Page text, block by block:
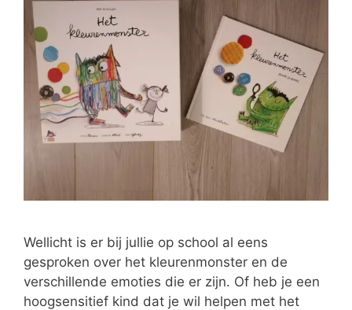
Wellicht is er bij jullie op school al eens
gesproken over het kleurenmonster en de
verschillende emoties die er zijn. Of heb je een
hoogsensitief kind dat je wil helpen met het